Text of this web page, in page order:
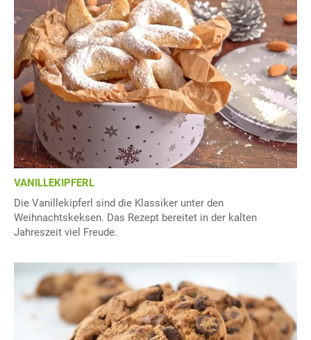
VANILLEKIPFERL
Die Vanillekipferl sind die Klassiker unter den
Weihnachtskeksen. Das Rezept bereitet in der kalten
Jahreszeit viel Freude.